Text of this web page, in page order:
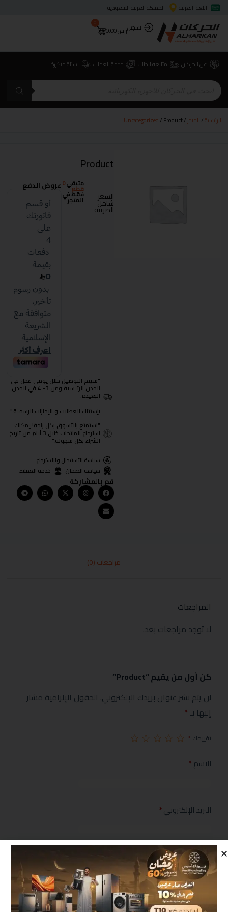
اللغة: العربية
المملكة العربية السعودية
تسجيلر.س0.00
0
عن الحركان متابعة الطلب خدمة العملاء اسئلة متكررة
الرئيسية/المتجر/
Uncategorized/ Product
Product
السعر
شامل
الضريبة
متبقي0
قطع
فقط في
المتجر
عروض الدفع
"سيتم التوصيل خلال يومي عمل في
المدن الرئيسية ومن 3- 4 في المدن
البعيدة.
بإستثناء العطلات و الإجازات الرسمية."
"استمتع بالتسوق بكل راحة! يمكنك
استرجاع المنتجات خلال 3 أيام من تاريخ
الشراء بكل سهولة."
سياسة الأستبدال والأسترجاع
سياسة الضمان
خدمة العملاء
قم بالمشاركة
مراجعات (0)
المراجعات
لا توجد مراجعات بعد.
كن أول من يقيم “Product”
لن يتم نشر عنوان بريدك الإلكتروني. الحقول الإلزامية مشار
إليها بـ*
تقييمك *
الاسم*
البريد الإلكتروني*
مراجعتك*